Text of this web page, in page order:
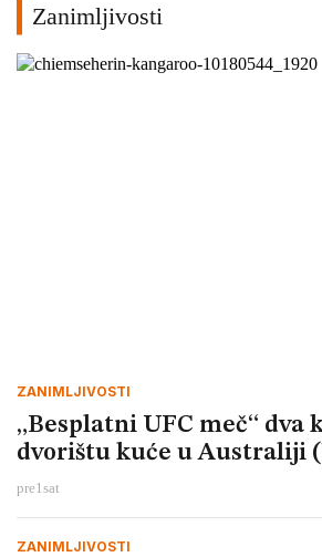
Zanimljivosti
ZANIMLJIVOSTI
„Besplatni UFC meč“ dva
dvorištu kuće u Australiji
pre1sat
ZANIMLJIVOSTI